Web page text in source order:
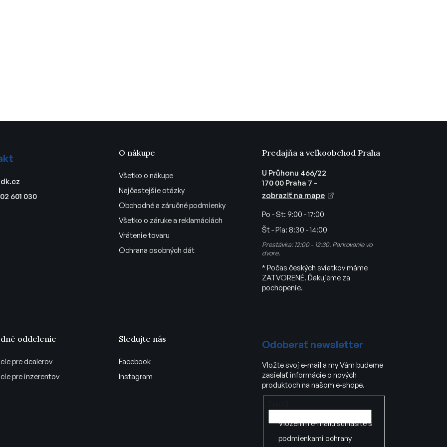
601 030
O nákupe
Všetko o nákupe
Najčastejšie otázky
Obchodné a záručné podmienky
Všetko o záruke a reklamáciách
Vrátenie tovaru
Ochrana osobných dát
Predajňa a veľkoobchod Praha
U Průhonu 466/22
170 00 Praha 7 -
zobraziť na mape
Po - St: 9:00 - 17:00
Št - Pia: 8:30 - 14:00
Prestávka: 12:00 - 12:30. Parkovanie vo
dvore.
* Počas českých sviatkov máme
ZATVORENÉ. Ďakujeme za
pochopenie.
oddelenie
pre dealerov
pre inzerentov
Sledujte nás
Facebook
Instagram
Odoberať newsletter
Vložte svoj e-mail a my Vám budeme
zasielať informácie o nových
produktoch na našom e-shope.
Vložením e-mailu súhlasíte s
podmienkami ochrany